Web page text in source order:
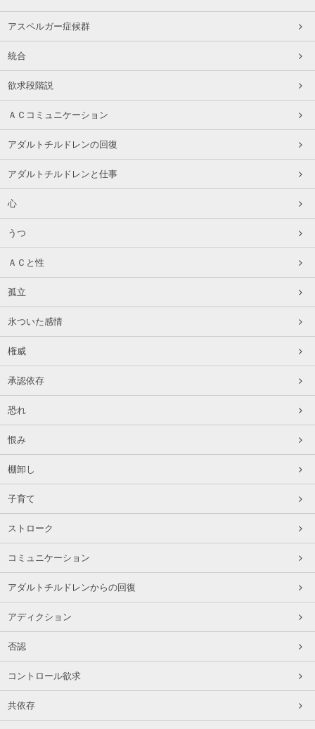
アスペルガー症候群
統合
欲求段階説
ＡＣコミュニケーション
アダルトチルドレンの回復
アダルトチルドレンと仕事
心
うつ
ＡＣと性
孤立
氷ついた感情
権威
承認依存
恐れ
恨み
棚卸し
子育て
ストローク
コミュニケーション
アダルトチルドレンからの回復
アディクション
否認
コントロール欲求
共依存